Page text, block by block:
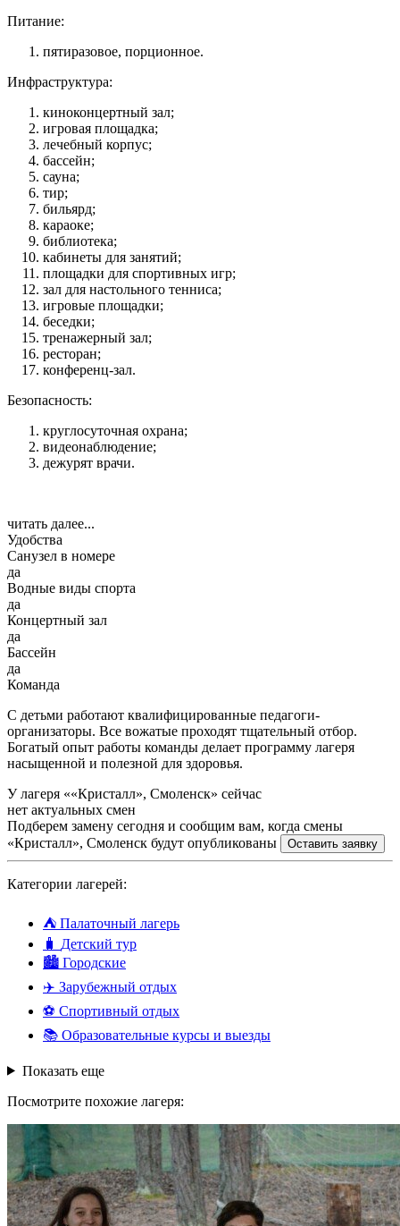
Питание:
пятиразовое, порционное.
Инфраструктура:
киноконцертный зал;
игровая площадка;
лечебный корпус;
бассейн;
сауна;
тир;
бильярд;
караоке;
библиотека;
кабинеты для занятий;
площадки для спортивных игр;
зал для настольного тенниса;
игровые площадки;
беседки;
тренажерный зал;
ресторан;
конференц-зал.
Безопасность:
круглосуточная охрана;
видеонаблюдение;
дежурят врачи.
читать далее...
Удобства
Санузел в номере
да
Водные виды спорта
да
Концертный зал
да
Бассейн
да
Команда
С детьми работают квалифицированные педагоги-
организаторы. Все вожатые проходят тщательный отбор.
Богатый опыт работы команды делает программу лагеря
насыщенной и полезной для здоровья.
У лагеря ««Кристалл», Смоленск» сейчас
нет актуальных смен
Подберем замену сегодня и сообщим вам, когда смены
«Кристалл», Смоленск будут опубликованы
Оставить заявку
Категории лагерей:
⛺ Палаточный лагерь
🧳 Детский тур
🏙️ Городские
✈️ Зарубежный отдых
⚽ Спортивный отдых
📚 Образовательные курсы и выезды
Показать еще
Посмотрите похожие лагеря: